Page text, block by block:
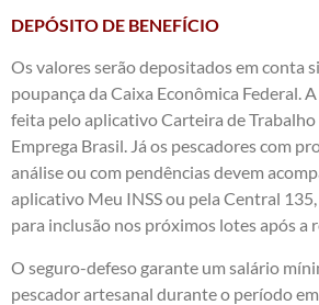
DEPÓSITO DE BENEFÍCIO
Os valores serão depositados em conta
poupança da Caixa Econômica Federal.
feita pelo aplicativo Carteira de
Emprega Brasil. Já os pescadores com
análise ou com pendências devem
aplicativo Meu INSS ou pela Central
para inclusão nos próximos lotes após a
O seguro-defeso garante um salário
pescador artesanal durante o período em